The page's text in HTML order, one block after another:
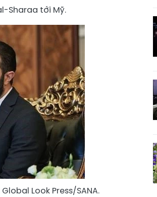
Sharaa tới Mỹ.
Look Press/SANA.